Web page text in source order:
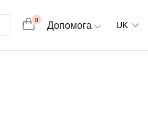
0
Допомога UK